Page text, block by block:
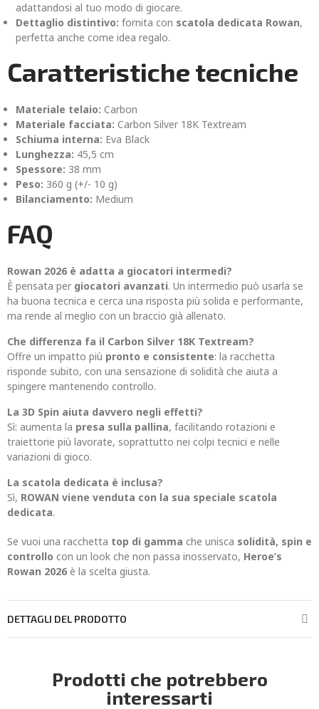
adattandosi al tuo modo di giocare.
Dettaglio distintivo: fornita con scatola dedicata Rowan,
perfetta anche come idea regalo.
Caratteristiche tecniche
Materiale telaio: Carbon
Materiale facciata: Carbon Silver 18K Textream
Schiuma interna: Eva Black
Lunghezza: 45,5 cm
Spessore: 38 mm
Peso: 360 g (+/- 10 g)
Bilanciamento: Medium
FAQ
Rowan 2026 è adatta a giocatori intermedi?
È pensata per giocatori avanzati. Un intermedio può usarla se
ha buona tecnica e cerca una risposta più solida e performante,
ma rende al meglio con un braccio già allenato.
Che differenza fa il Carbon Silver 18K Textream?
Offre un impatto più pronto e consistente: la racchetta
risponde subito, con una sensazione di solidità che aiuta a
spingere mantenendo controllo.
La 3D Spin aiuta davvero negli effetti?
Sì: aumenta la presa sulla pallina, facilitando rotazioni e
traiettorie più lavorate, soprattutto nei colpi tecnici e nelle
variazioni di gioco.
La scatola dedicata è inclusa?
Sì, ROWAN viene venduta con la sua speciale scatola
dedicata.
Se vuoi una racchetta top di gamma che unisca solidità, spin e
controllo con un look che non passa inosservato, Heroe’s
Rowan 2026 è la scelta giusta.
DETTAGLI DEL PRODOTTO
Prodotti che potrebbero
interessarti